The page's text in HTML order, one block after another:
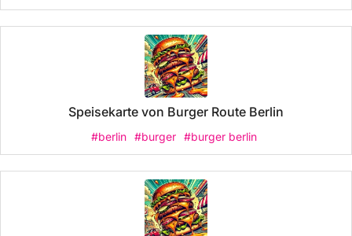
Speisekarte von Burger Route Berlin
#berlin #burger #burger berlin